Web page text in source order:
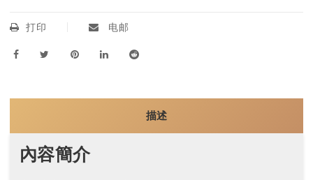
打印 电邮
描述
內容簡介